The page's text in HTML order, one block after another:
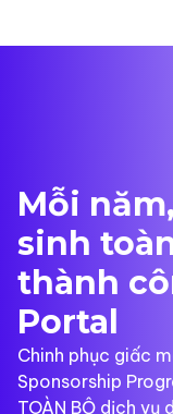
Mỗi
sinh
thành
Portal
Chinh phục giấc
Sponsorship
TOÀN BỘ dịch vụ